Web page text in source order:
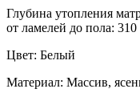
Глубина утопления
от ламелей до пола:
Цвет: Белый
Материал: Массив,